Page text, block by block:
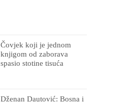
Čovjek koji je jednom
knjigom od zaborava
spasio stotine tisuća
Dženan Dautović: Bosna i